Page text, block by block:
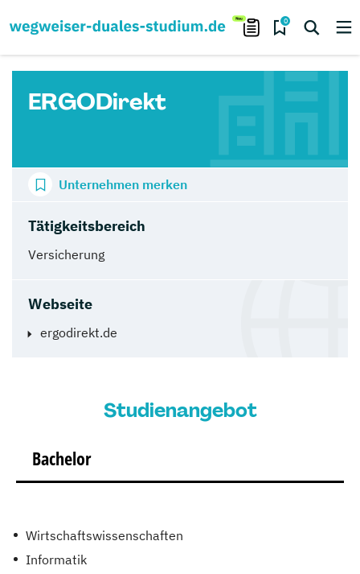
0
ERGODirekt
Tätigkeitsbereich
Versicherung
Webseite
ergodirekt.de
Unternehmen merken
Studienangebot
Bachelor
Wirtschaftswissenschaften
Informatik